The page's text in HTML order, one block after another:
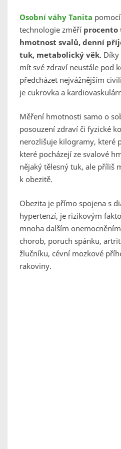
Osobní váhy Tanita
technologie změří procento
hmotnost svalů, denní
tuk, metabolický věk.
mít své zdraví neustále pod
předcházet nejvážnějším
je cukrovka a
Měření hmotnosti samo o
posouzení zdraví či fyzické
nerozlišuje kilogramy, které
které pocházejí ze svalové
nějaký tělesný tuk, ale příliš
k obezitě.
Obezita je přímo spojena s
hypertenzí, je rizikovým
mnoha dalším
chorob, poruch spánku,
žlučníku, cévní mozkové
rakoviny.